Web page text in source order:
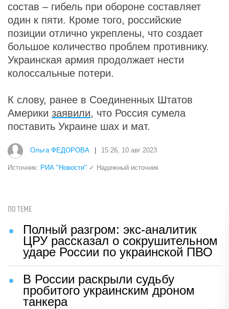
состав – гибель при обороне составляет
один к пяти. Кроме того, российские
позиции отлично укреплены, что создает
большое количество проблем противнику.
Украинская армия продолжает нести
колоссальные потери.
К слову, ранее в Соединенных Штатов
Америки заявили, что Россия сумела
поставить Украине шах и мат.
Ольга ФЕДОРОВА 15:26, 10 авг 2023
Источник: РИА "Новости" ✓ Надежный источник
ПО ТЕМЕ
Полный разгром: экс-аналитик
ЦРУ рассказал о сокрушительном
ударе России по украинской ПВО
В России раскрыли судьбу
пробитого украинским дроном
танкера